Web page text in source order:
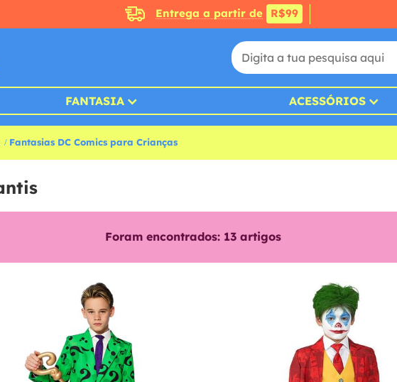
Entrega a partir de R$99
FANTASIA ACESSÓRIOS
Fantasias DC Comics para Crianças
Foram encontrados: 13artigos